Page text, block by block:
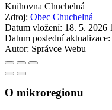
Knihovna Chuchelná
Zdroj: Obec Chuchelná
Datum vložení: 18. 5. 2026
Datum poslední aktualizace:
Autor: Správce Webu
O mikroregionu